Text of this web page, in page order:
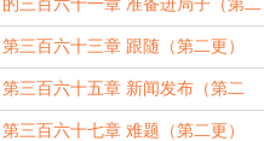
的三百六十一章 准备进局子（第二
更）
第三百六十三章 跟随（第二更）
第三百六十五章 新闻发布（第二
更）
第三百六十七章 难题（第二更）